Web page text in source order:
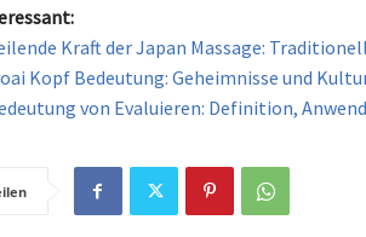
Kraft der Japan Massage:
Kopf Bedeutung: Geheimnisse und
von Evaluieren: Definition,